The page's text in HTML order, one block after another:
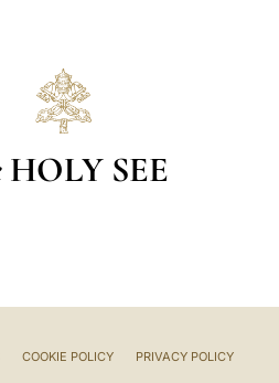
HOLY SEE
COOKIE POLICY PRIVACY POLICY